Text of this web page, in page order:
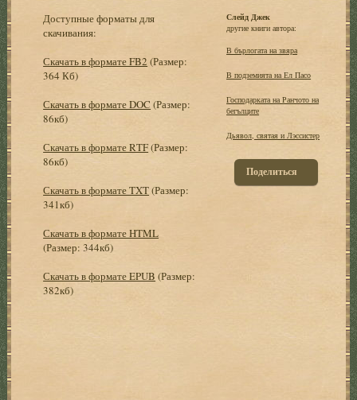
Доступные форматы для
скачивания:
Скачать в формате FB2 (Размер:
364 Кб)
Скачать в формате DOC (Размер:
86кб)
Скачать в формате RTF(Размер:
86кб)
Скачать в формате TXT(Размер:
341кб)
Скачать в формате HTML
(Размер: 344кб)
Скачать в формате EPUB (Размер:
382кб)
Слейд Джек
другие книги автора:
В бърлогата на звяра
В подземията на Ел Пасо
Господарката на Ранчото на
бегълците
Дьявол, святая и Лэссистер
Поделиться